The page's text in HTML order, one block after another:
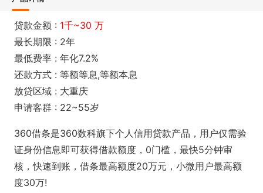
贷款金额 : 1千~30 万
最长期限 : 2年
最低费率 : 年化7.2%
还款方式 : 等额等息,等额本息
放贷区域 : 大重庆
申请客群 : 22~55岁
360借条是360数科旗下个人信用贷款产品，用户仅需验
证身份信息即可获得借款额度，0门槛，最快5分钟审
核，快速到账，借条最高额度20万元，小微用户最高额
度30万!